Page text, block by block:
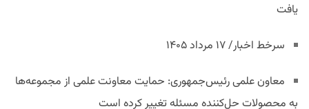
یافت
سرخط اخبار/ ۱۷ مرداد ۱۴۰۵
معاون علمی رئیس‌جمهوری: حمایت معاونت علمی از مجموعه‌ها
به محصولات حل‌کننده مسئله تغییر کرده است